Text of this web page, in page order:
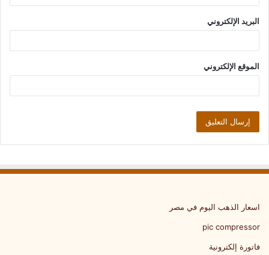
البريد الإلكتروني
الموقع الإلكتروني
اسعار الذهب اليوم في مصر
pic compressor
فاتورة إلكترونية